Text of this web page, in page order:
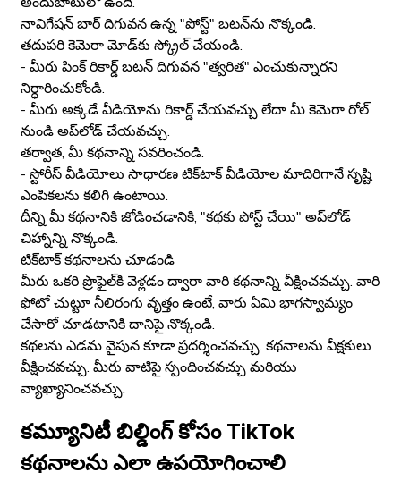
నావిగేషన్ బార్ దిగువన ఉన్న "పోస్ట్" బటన్‌ను నొక్కండి.
తదుపరి కెమెరా మోడ్‌కు స్క్రోల్ చేయండి.
- మీరు పింక్ రికార్డ్ బటన్ దిగువన "త్వరిత" ఎంచుకున్నారని
నిర్ధారించుకోండి.
- మీరు అక్కడే వీడియోను రికార్డ్ చేయవచ్చు లేదా మీ కెమెరా రోల్
నుండి అప్‌లోడ్ చేయవచ్చు.
తర్వాత, మీ కథనాన్ని సవరించండి.
- స్టోరీస్ వీడియోలు సాధారణ టిక్‌టాక్ వీడియోల మాదిరిగానే సృష్టి
ఎంపికలను కలిగి ఉంటాయి.
దీన్ని మీ కథనానికి జోడించడానికి, "కథకు పోస్ట్ చేయి" అప్‌లోడ్
చిహ్నాన్ని నొక్కండి.
టిక్‌టాక్ కథనాలను చూడండి
మీరు ఒకరి ప్రొఫైల్‌కి వెళ్లడం ద్వారా వారి కథనాన్ని వీక్షించవచ్చు. వారి
ఫోటో చుట్టూ నీలిరంగు వృత్తం ఉంటే, వారు ఏమి భాగస్వామ్యం
చేసారో చూడటానికి దానిపై నొక్కండి.
కథలను ఎడమ వైపున కూడా ప్రదర్శించవచ్చు. కథనాలను వీక్షకులు
వీక్షించవచ్చు. మీరు వాటిపై స్పందించవచ్చు మరియు
వ్యాఖ్యానించవచ్చు.
కమ్యూనిటీ బిల్డింగ్ కోసం TikTok
కథనాలను ఎలా ఉపయోగించాలి